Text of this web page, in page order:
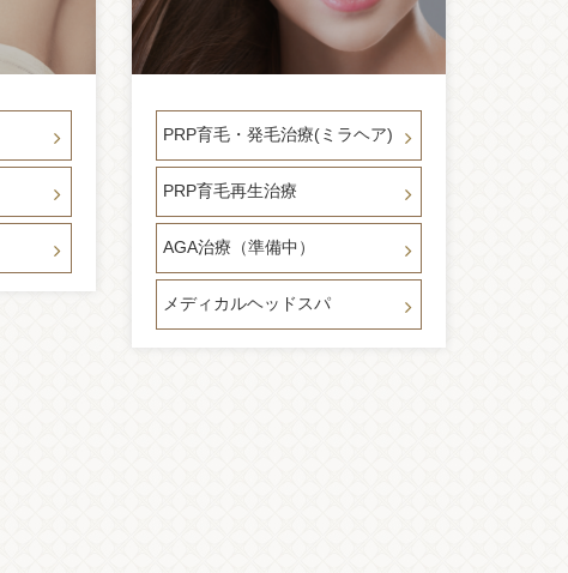
PRP育毛・発毛治療(ミラヘア)
PRP育毛再生治療
AGA治療（準備中）
メディカルヘッドスパ